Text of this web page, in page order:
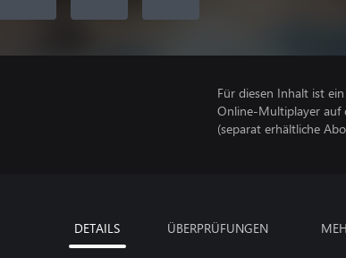
Für diesen Inhalt ist
Online-Multiplayer auf
(separat erhältliche
DETAILS ÜBERPRÜFUNGEN